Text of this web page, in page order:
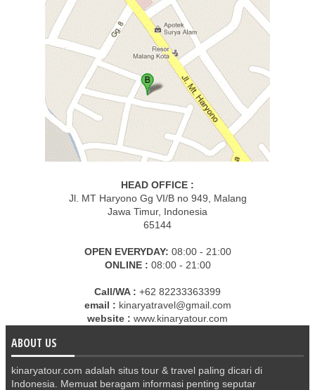
HEAD OFFICE :
Jl. MT Haryono Gg VI/B no 949, Malang
Jawa Timur, Indonesia
65144
OPEN EVERYDAY: 08:00 - 21:00
ONLINE : 08:00 - 21:00
Call/WA : +62 82233363399
email : kinaryatravel@gmail.com
website : www.kinaryatour.com
ABOUT US
kinaryatour.com adalah situs tour & travel paling dicari di
Indonesia. Memuat beragam informasi penting seputar